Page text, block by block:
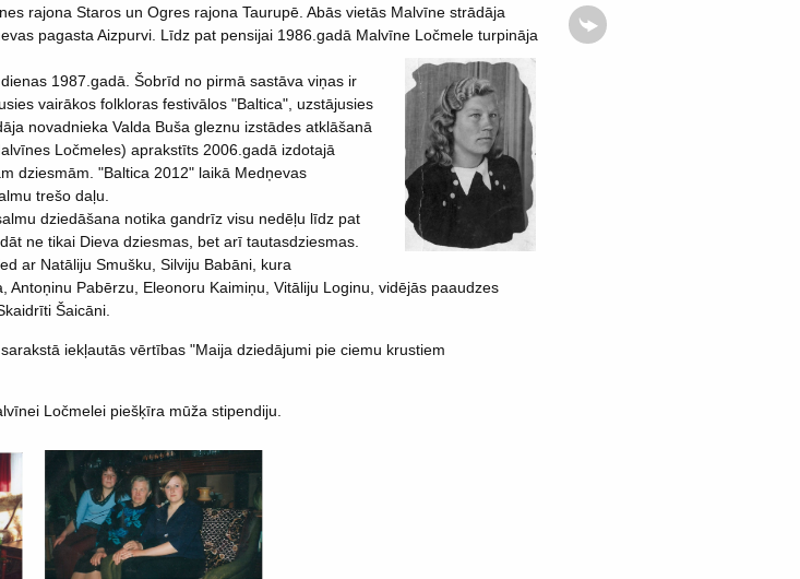
rajona Staros un Ogres rajona Taurupē. Abās vietās Malvīne strādāja
pagasta Aizpurvi. Līdz pat pensijai 1986.gadā Malvīne Ločmele turpināja
1987.gadā. Šobrīd no pirmā sastāva viņas ir
vairākos folkloras festivālos "Baltica", uzstājusies
novadnieka Valda Buša gleznu izstādes atklāšanā
Ločmeles) aprakstīts 2006.gadā izdotajā
dziesmām. "Baltica 2012" laikā Medņevas
trešo daļu.
dziedāšana notika gandrīz visu nedēļu līdz pat
ne tikai Dieva dziesmas, bet arī tautasdziesmas.
ar Natāliju Smušku, Silviju Babāni, kura
Pabērzu, Eleonoru Kaimiņu, Vitāliju Loginu, vidējās paaudzes
Šaicāni.
iekļautās vērtības "Maija dziedājumi pie ciemu krustiem
Ločmelei piešķīra mūža stipendiju.